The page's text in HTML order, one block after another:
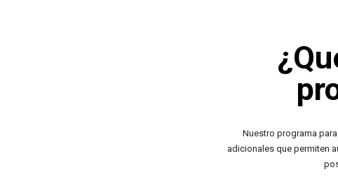
Nuestro programa
adicionales que permiten